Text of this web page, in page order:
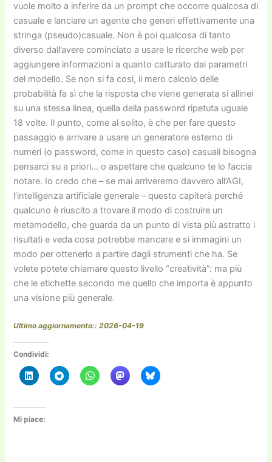
vuole molto a inferire da un prompt che occorre qualcosa di
casuale e lanciare un agente che generi effettivamente una
stringa (pseudo)casuale. Non è poi qualcosa di tanto
diverso dall’avere cominciato a usare le ricerche web per
aggiungere informazioni a quanto catturato dai parametri
del modello. Se non si fa così, il mero calcolo delle
probabilità fa sì che la risposta che viene generata si allinei
su una stessa linea, quella della password ripetuta uguale
18 volte. Il punto, come al solito, è che per fare questo
passaggio e arrivare a usare un generatore esterno di
numeri (o password, come in questo caso) casuali bisogna
pensarci su a priori… o aspettare che qualcuno te lo faccia
notare. Io credo che – se mai arriveremo davvero all’AGI,
l’intelligenza artificiale generale – questo capiterà perché
qualcuno è riuscito a trovare il modo di costruire un
metamodello, che guarda da un punto di vista più astratto i
risultati e veda cosa potrebbe mancare e si immagini un
modo per ottenerlo a partire dagli strumenti che ha. Se
volete potete chiamare questo livello “creatività”: ma più
che le etichette secondo me quello che importa è appunto
una visione più generale.
Ultimo aggiornamento:: 2026-04-19
Condividi:
Mi piace: